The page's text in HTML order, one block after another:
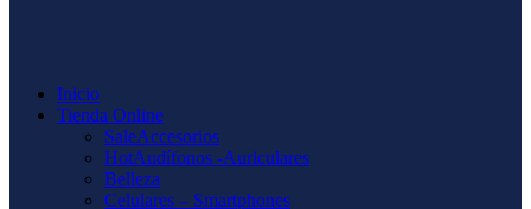
Inicio
Tienda Online
SaleAccesorios
HotAudífonos -Auriculares
Belleza
Celulares – Smartphones